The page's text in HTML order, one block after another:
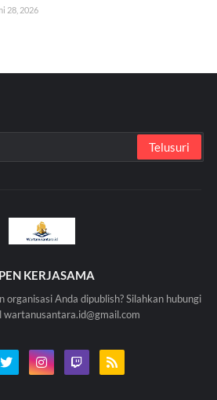
28, 2026
KERJASAMA
Anda dipublish? Silahkan hubungi
wartanusantara.id@gmail.com